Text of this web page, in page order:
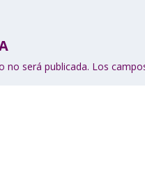
no será publicada. Los